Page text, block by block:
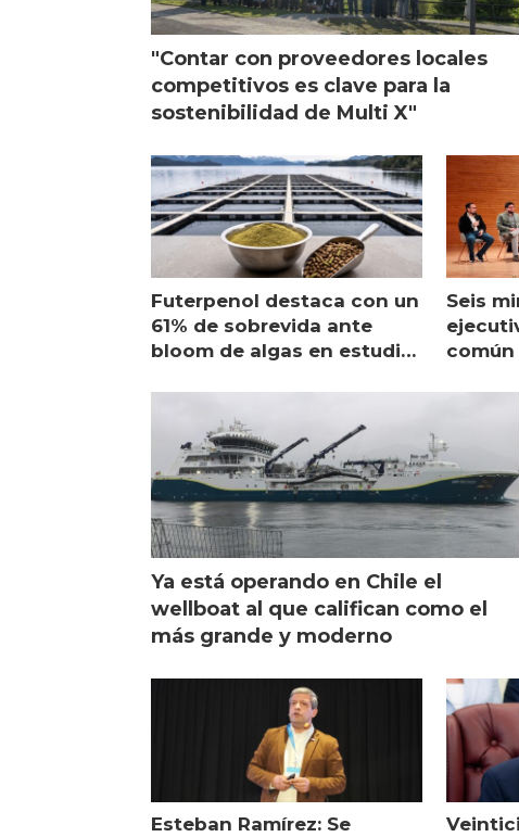
"Contar con proveedores locales
competitivos es clave para la
sostenibilidad de Multi X"
Futerpenol destaca con un
61% de sobrevida ante
bloom de algas en estudio
Seis
común
Ya está operando en Chile el
wellboat al que califican como el
más grande y moderno
Esteban Ramírez: Se